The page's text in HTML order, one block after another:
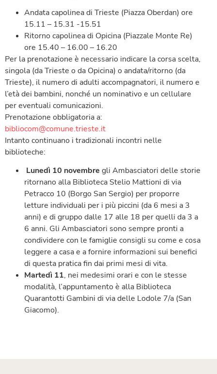
Andata capolinea di Trieste (Piazza Oberdan) ore
15.11 – 15.31 -15.51
Ritorno capolinea di Opicina (Piazzale Monte Re)
ore 15.40 – 16.00 – 16.20
Per la prenotazione è necessario indicare la corsa scelta,
singola (da Trieste o da Opicina) o andata/ritorno (da
Trieste), il numero di adulti accompagnatori, il numero e
l’età dei bambini, nonché un nominativo e un cellulare
per eventuali comunicazioni.
Prenotazione obbligatoria a:
bibliocom@comune.trieste.it
Intanto continuano i tradizionali incontri nelle
biblioteche:
Lunedì 10 novembre gli Ambasciatori delle storie
ritornano alla Biblioteca Stelio Mattioni di via
Petracco 10 (Borgo San Sergio) per proporre
letture individuali per i più piccini (da 6 mesi a 3
anni) e di gruppo dalle 17 alle 18 per quelli da 3 a
6 anni. Gli Ambasciatori sono sempre pronti a
condividere con le famiglie consigli su come e cosa
leggere a casa e a fornire informazioni sui benefici
di questa pratica fin dai primi mesi di vita.
Martedì 11, nei medesimi orari e con le stesse
modalità, l’appuntamento è alla Biblioteca
Quarantotti Gambini di via delle Lodole 7/a (San
Giacomo).